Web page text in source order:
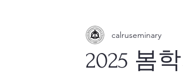
2025 봄
calruseminary